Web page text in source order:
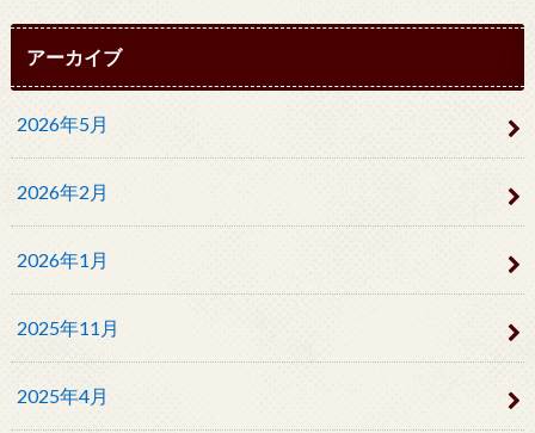
アーカイブ
2026年5月
2026年2月
2026年1月
2025年11月
2025年4月